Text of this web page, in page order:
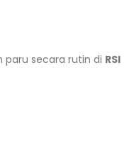
paru secara rutin di RSI